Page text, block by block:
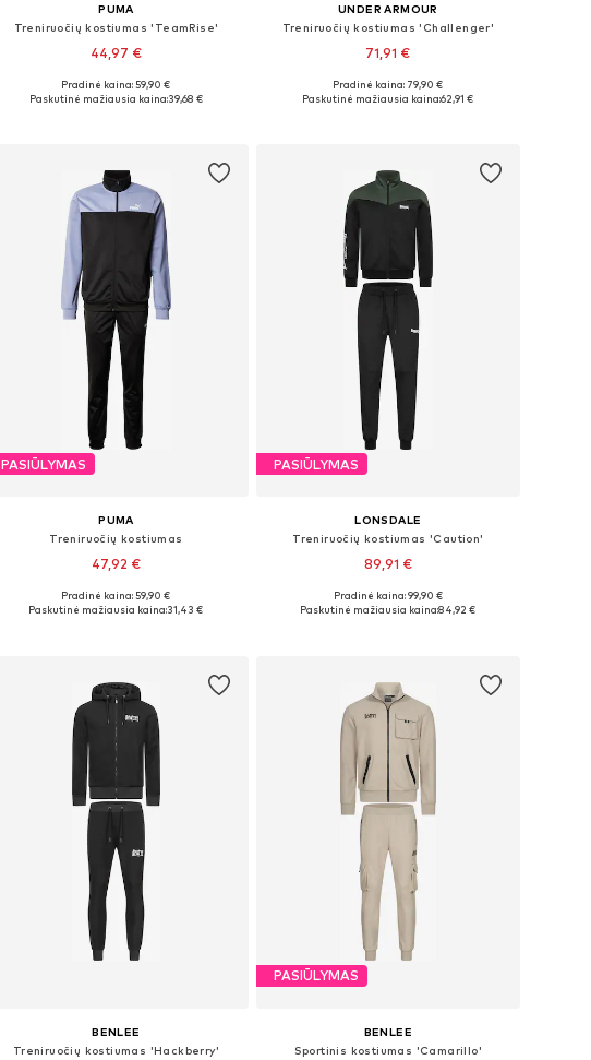
PUMA
Treniruočių kostiumas 'TeamRise'
44,97 €
Galimi dydžiai: S, M, L, XL, XXL
Pradinė kaina: 59,90 €
Paskutinė mažiausia kaina:39,68 €
UNDER ARMOUR
Treniruočių kostiumas 'Challenger'
71,91 €
+1
Pradinė kaina: 79,90 €
Paskutinė mažiausia kaina:62,91 €
PASIŪLYMAS
PUMA
Treniruočių kostiumas
47,92 €
Galimi dydžiai: S, M, L, XL
Pradinė kaina: 59,90 €
Paskutinė mažiausia kaina:31,43 €
PASIŪLYMAS
LONSDALE
Treniruočių kostiumas 'Caution'
89,91 €
Galimi dydžiai: S, M, L, XL, XXL
Pradinė kaina: 99,90 €
Paskutinė mažiausia kaina:84,92 €
BENLEE
Treniruočių kostiumas 'Hackberry'
PASIŪLYMAS
BENLEE
Sportinis kostiumas 'Camarillo'